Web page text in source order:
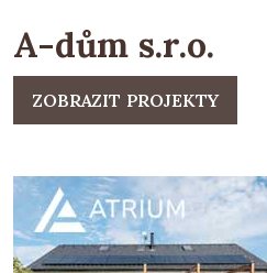
A-dům s.r.o.
ZOBRAZIT PROJEKTY